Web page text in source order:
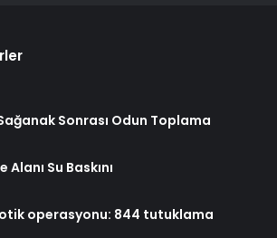
Sonrası Odun Toplama
Su Baskını
operasyonu: 844 tutuklama